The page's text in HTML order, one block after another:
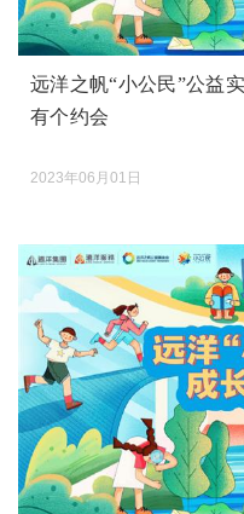
远洋之帆“小公民”公益
有个约会
2023年06月01日